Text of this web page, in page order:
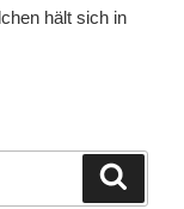
hält sich in